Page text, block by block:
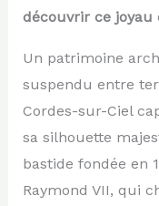
découvrir ce joyau
Un patrimoine
suspendu entre
Cordes-sur-Ciel
sa silhouette
bastide fondée en
Raymond VII, qui